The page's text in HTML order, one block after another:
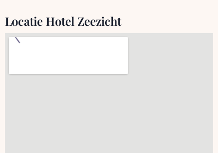
Locatie Hotel Zeezicht